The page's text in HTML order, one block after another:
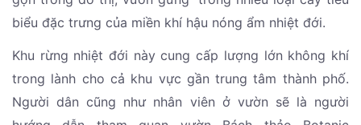
biểu đặc trưng của miền khí hậu nóng ẩm nhiệt đới.
Khu rừng nhiệt đới này cung cấp lượng lớn không khí
trong lành cho cả khu vực gần trung tâm thành phố.
Người dân cũng như nhân viên ở vườn sẽ là người